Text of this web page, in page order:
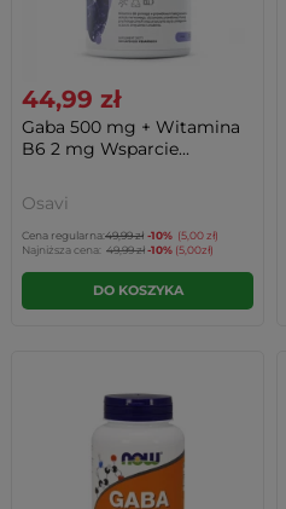
44,99 zł
Gaba 500 mg + Witamina
B6 2 mg Wsparcie...
Osavi
Cena regularna:49,99 zł -10% (5,00 zł)
Najniższa cena: 49,99 zł-10% (5,00zł)
DO KOSZYKA